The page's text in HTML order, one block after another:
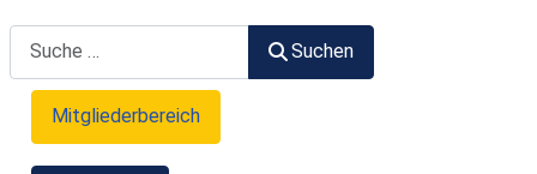
Suchen
Suchen
Mitgliederbereich